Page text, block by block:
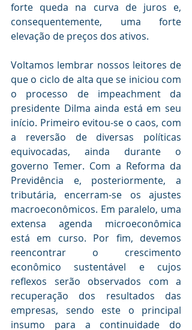
forte queda na curva de juros e,
consequentemente, uma forte
elevação de preços dos ativos.
Voltamos lembrar nossos leitores de
que o ciclo de alta que se iniciou com
o processo de impeachment da
presidente Dilma ainda está em seu
início. Primeiro evitou-se o caos, com
a reversão de diversas políticas
equivocadas, ainda durante o
governo Temer. Com a Reforma da
Previdência e, posteriormente, a
tributária, encerram-se os ajustes
macroeconômicos. Em paralelo, uma
extensa agenda microeconômica
está em curso. Por fim, devemos
reencontrar o crescimento
econômico sustentável e cujos
reflexos serão observados com a
recuperação dos resultados das
empresas, sendo este o principal
insumo para a continuidade do